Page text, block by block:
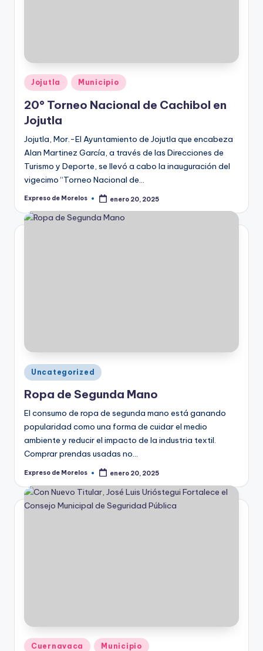
Publicado
en
Jojutla Municipio
20° Torneo Nacional de Cachibol en
Jojutla
Jojutla, Mor.-El Ayuntamiento de Jojutla que encabeza
Alan Martinez García, a través de las Direcciones de
Turismo y Deporte, se llevó a cabo la inauguración del
vigecimo “Torneo Nacional de…
Publicado
Expreso de Morelos enero 20, 2025
Publicado
en
Uncategorized
Ropa de Segunda Mano
El consumo de ropa de segunda mano está ganando
popularidad como una forma de cuidar el medio
ambiente y reducir el impacto de la industria textil.
Comprar prendas usadas no…
Publicado
Expreso de Morelos enero 20, 2025
Publicado
Cuernavaca Municipio